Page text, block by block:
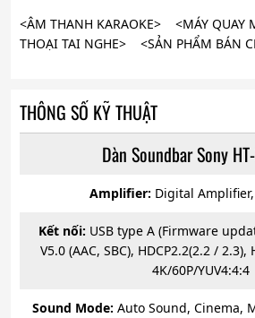
<ÂM THANH KARAOKE> <MÁY QUAY
THOẠI TAI NGHE> <SẢN PHẨM BÁN
THÔNG SỐ KỸ THUẬT
Dàn Soundbar Sony
Amplifier: Digital
Kết nối: USB type A (Firmware
V5.0 (AAC, SBC), HDCP2.2(2.2 / 2.3),
4K/60P/YUV4:4:4
Sound Mode: Auto Sound, Cinema,